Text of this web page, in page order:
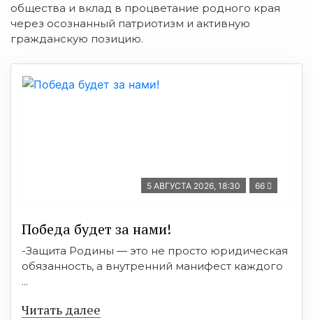
общества и вклад в процветание родного края
через осознанный патриотизм и активную
гражданскую позицию.
5 АВГУСТА 2026, 18:30 66
Победа будет за нами!
-Защита Родины — это не просто юридическая
обязанность, а внутренний манифест каждого
...
Читать далее